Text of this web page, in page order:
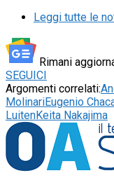
Leggi tutte le
Rimani
SEGUICI
Argomenti correlati:
MolinariEugenio
LuitenKeita Nakajima